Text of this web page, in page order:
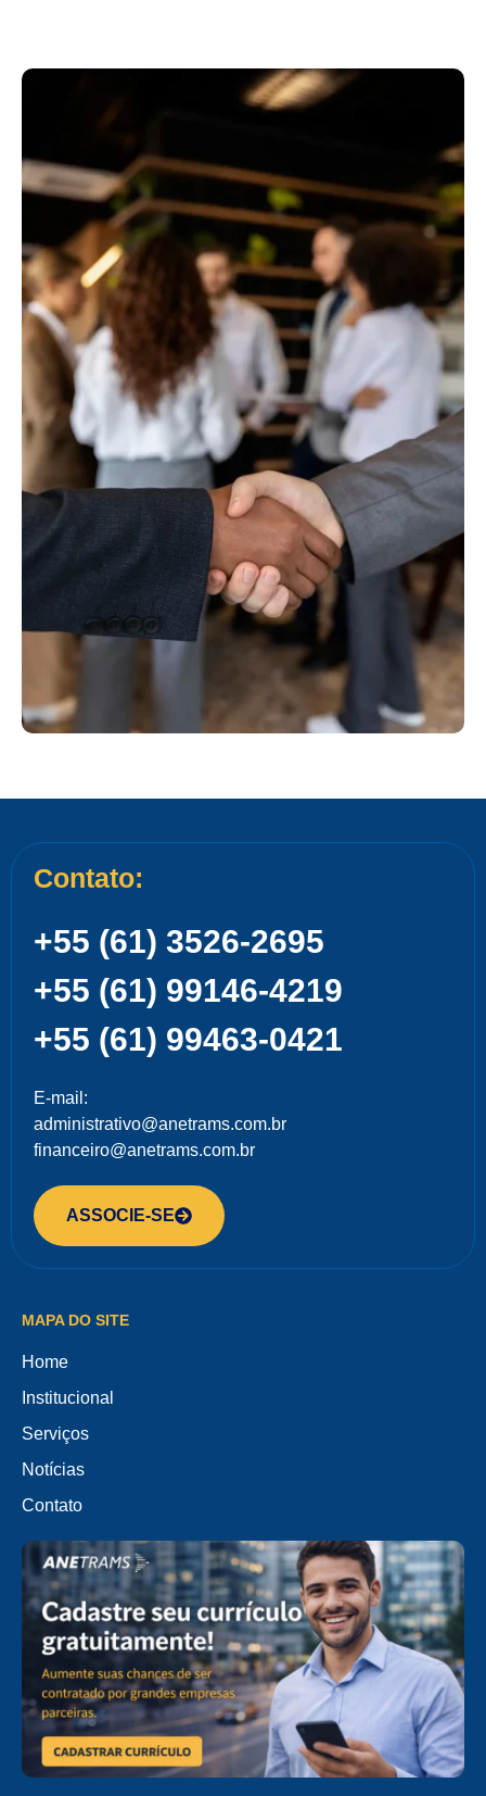
Contato:
+55 (61) 3526-2695
+55 (61) 99146-4219
+55 (61) 99463-0421
E-mail:
administrativo@anetrams.com.br
financeiro@anetrams.com.br
ASSOCIE-SE
MAPA DO SITE
Home
Institucional
Serviços
Notícias
Contato